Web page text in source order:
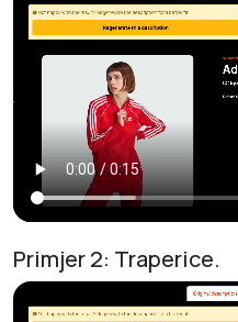
Primjer 2: Traperice.